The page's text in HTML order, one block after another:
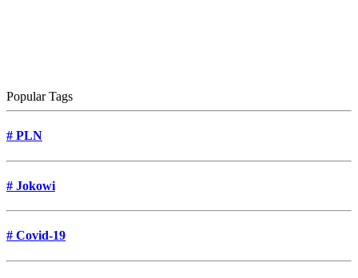
Popular Tags
# PLN
# Jokowi
# Covid-19